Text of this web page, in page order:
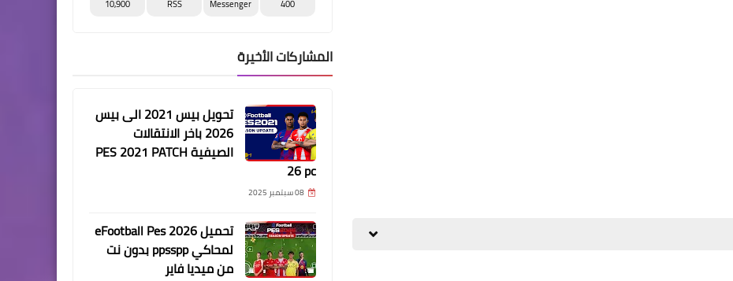
400
Messenger
RSS
10,900
المشاركات الأخيرة
تحويل بيس 2021 الى بيس
2026 باخر الانتقالات
الصيفية PES 2021 PATCH
26 pc
08 سبتمبر 2025
تحميل eFootball Pes 2026
لمحاكي ppsspp بدون نت
من ميديا فاير